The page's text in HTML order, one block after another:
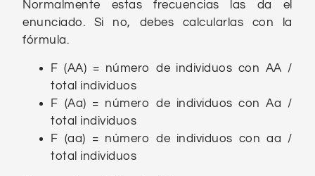
Normalmente estas frecuencias las da el
enunciado. Si no, debes calcularlas con la
fórmula.
F (AA) = número de individuos con AA /
total individuos
F (Aa) = número de individuos con Aa /
total individuos
F (aa) = número de individuos con aa /
total individuos